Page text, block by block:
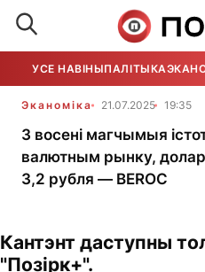
УСЕ НАВІНЫПАЛІТЫКА
Эканоміка 21.07.2025 19:35
З восені магчымыя
валютным рынку,
3,2 рубля — BEROC
Кантэнт даступны
"Позірк+".